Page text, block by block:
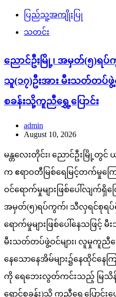
ပြည်သူ့အကျိုးပြု
သတင်း
ညောင်ဦးမြို့၊ အမှတ်(၅)ရ
သူ(၁၇)ဦးအား မီးသတ်တပ်
စခန်းသို့ကူညီရွှေ့ပြောင်း
admin
August 10, 2026
မန္တလေးတိုင်း၊ ညောင်ဦးမြို့တွ
က ဧရာဝတီမြစ်ရေမြင့်တက်မှုကြ
ဝင်ရောက်မှုများဖြစ်ပေါ်လျက်ရှိ
အမှတ်(၅)ရပ်ကွက်၊ သီလှရင်စုရပ်
ရောက်မှုများဖြစ်ပေါ်နေသဖြင့်
မီးသတ်တပ်ဖွဲ့ဝင်များ၊ လူမှုကူညီရ
နေသောနေအိမ်များ၌နေထိုင်နေ
ကို ရေဘေးလွတ်ကင်းသည့် မြသိန်
ရှောင်စခန်း)သို့ ကူညီရွေ့ပြောင်း